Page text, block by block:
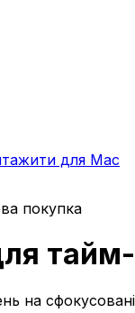
для Mac
покупка
на